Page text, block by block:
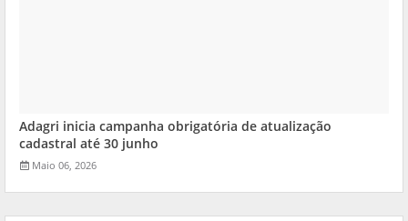
Adagri inicia campanha obrigatória de atualização
cadastral até 30 junho
Maio 06, 2026